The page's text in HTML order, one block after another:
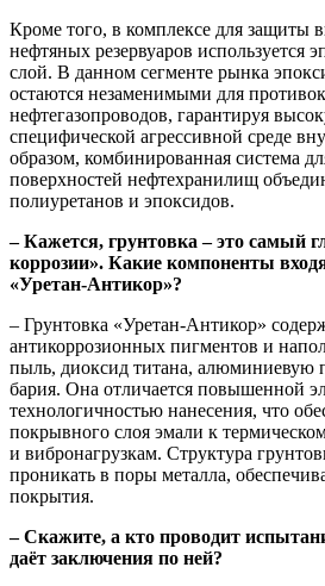
Кроме того, в комплексе для защиты
нефтяных резервуаров используется
слой. В данном сегменте рынка
остаются незаменимыми для
нефтегазопроводов, гарантируя
специфической агрессивной среде
образом, комбинированная система
поверхностей нефтехранилищ
полиуретанов и эпоксидов.
– Кажется, грунтовка – это самый
коррозии». Какие компоненты
«Уретан-Антикор»?
– Грунтовка «Уретан-Антикор»
антикоррозионных пигментов и
пыль, диоксид титана, алюминиевую
бария. Она отличается повышенной
технологичностью нанесения, что
покрывного слоя эмали к
и вибронагрузкам. Структура
проникать в поры металла,
покрытия.
– Скажите, а кто проводит
даёт заключения по ней?